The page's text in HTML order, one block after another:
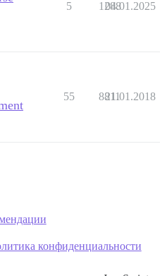
5 1288
04.01.2025
55 8811
21.01.2018
конфиденциальности